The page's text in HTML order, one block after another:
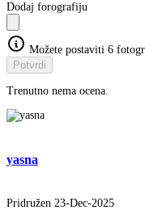
Dodaj forografiju
Možete postaviti 6
Potvrdi
Trenutno nema ocena.
yasna
Pridružen 23-Dec-2025